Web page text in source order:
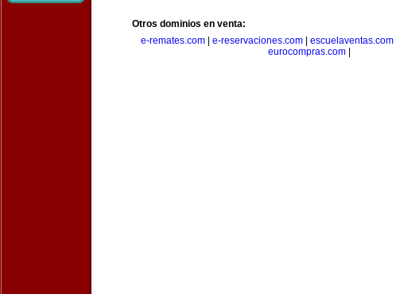
Otros dominios en venta:
e-remates.com| e-reservaciones.com| escuelaventas.com|
eurocompras.com